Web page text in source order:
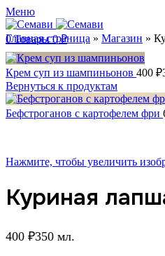
Меню
0Товары 0₽
Главная страница » Магазин »
Крем суп из шампиньонов 400 ₽
Вернуться к продуктам
Бефстроганов с картофелем фри
Нажмите, чтобы увеличить
Куриная
400 ₽350 мл.